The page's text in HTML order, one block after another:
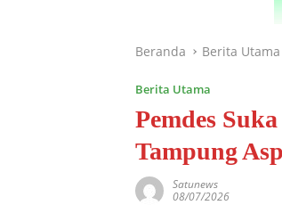
Beranda Berita Utama
Berita Utama
Pemdes
Tampung
Satunews
08/07/2026